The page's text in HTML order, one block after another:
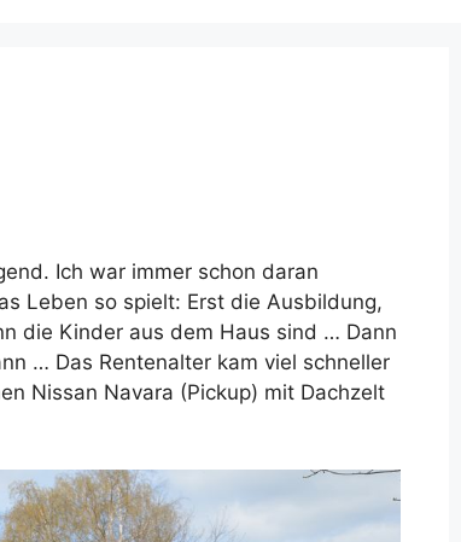
Ich war immer schon daran
Leben so spielt: Erst die Ausbildung,
die Kinder aus dem Haus sind … Dann
… Das Rentenalter kam viel schneller
Nissan Navara (Pickup) mit Dachzelt